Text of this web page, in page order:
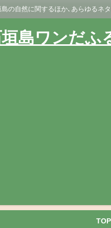
島の自然に関するほか､あらゆるネ
島ワンだふ
TOP